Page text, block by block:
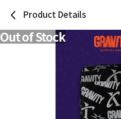
Product Details
Out of Stock